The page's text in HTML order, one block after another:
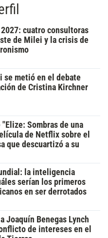
2027: cuatro consultoras
de Milei y la crisis de
se metió en el debate
de Cristina Kirchner
Sombras de una
de Netflix sobre el
que descuartizó a su
la inteligencia
serían los primeros
en ser derrotados
Joaquín Benegas Lynch
de intereses en el